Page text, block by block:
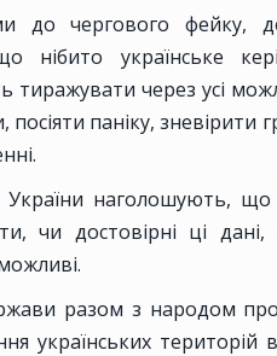
до чергового фейку,
нібито українське
тиражувати через усі
паніку, зневірити
України наголошують, що
чи достовірні ці
разом з народом
українських територій